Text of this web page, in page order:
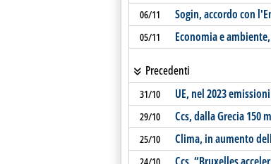
06/11 Sogin, accordo con
05/11 Economia e
Precedenti
31/10 UE, nel 2023
29/10 Ccs, dalla Grecia 150
25/10 Clima, in aumento